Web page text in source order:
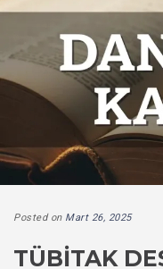
Posted on Mart 26, 2025
TÜBİTAK